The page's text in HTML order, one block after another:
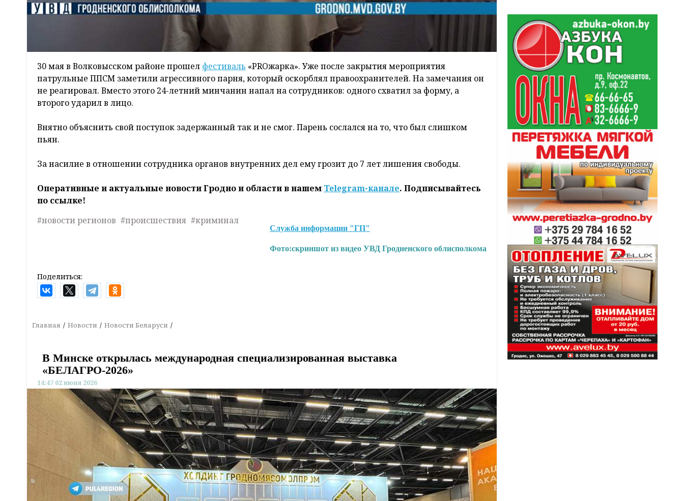
30 мая в Волковысском районе прошел фестиваль «PROжарка». Уже после закрытия мероприятия
патрульные ППСМ заметили агрессивного парня, который оскорблял правоохранителей. На замечания он
не реагировал. Вместо этого 24-летний минчанин напал на сотрудников: одного схватил за форму, а
второго ударил в лицо.
Внятно объяснить свой поступок задержанный так и не смог. Парень сослался на то, что был слишком
пьян.
За насилие в отношении сотрудника органов внутренних дел ему грозит до 7 лет лишения свободы.
Оперативные и актуальные новости Гродно и области в нашем Telegram-канале. Подписывайтесь
по ссылке!
#новости регионов #происшествия #криминал
Служба информации "ГП"
Фото:скриншот из видео УВД Гродненского облисполкома
Поделиться:
Главная Новости Новости Беларуси
В Минске открылась международная специализированная выставка
«БЕЛАГРО-2026»
14:47 02 июня 2026